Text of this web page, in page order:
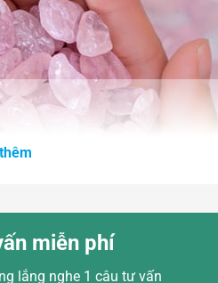
miễn phí
lắng nghe 1 câu tư vấn